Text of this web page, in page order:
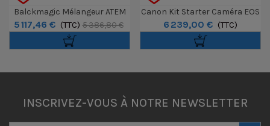
Balckmagic Mélangeur ATEM
Television Studio HD8 ISO
5 117,46 € (TTC) 5 386,80 €
Canon Kit Starter Caméra EOS
C80
6 239,00 € (TTC)
INSCRIVEZ-VOUS À NOTRE NEWSLETTER